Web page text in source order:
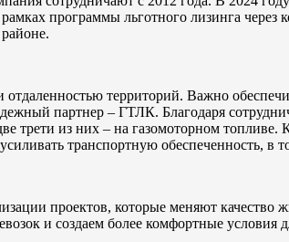
программы льготного лизинга
территорий. Важно
партнер – ГТЛК. Благодаря
трети из них – на газомоторном
транспортную обеспеченность, в
проектов, которые меняют
и создаем более комфортные условия